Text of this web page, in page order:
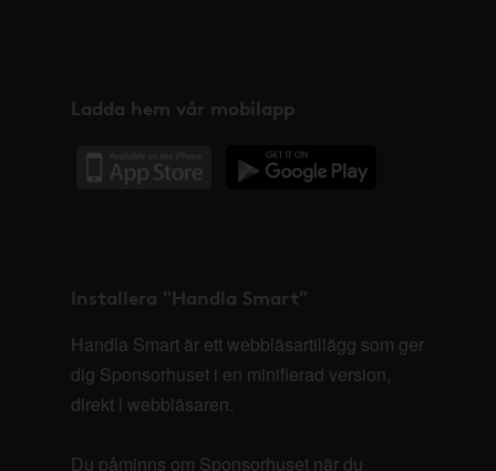
Ladda hem vår mobilapp
Installera "Handla Smart"
Handla Smart är ett webbläsartillägg som ger
dig Sponsorhuset i en minifierad version,
direkt i webbläsaren.
Du påminns om Sponsorhuset när du